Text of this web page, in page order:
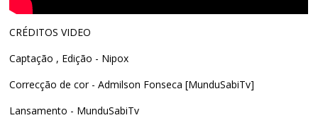
CRÉDITOS VIDEO
Captação , Edição - Nipox
Correcção de cor - Admilson Fonseca [MunduSabiTv]
Lansamento - MunduSabiTv